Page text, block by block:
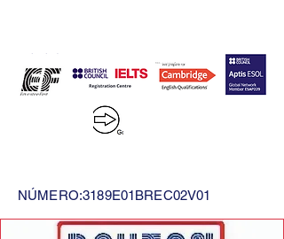
NÚMERO:3189E01BREC02V01